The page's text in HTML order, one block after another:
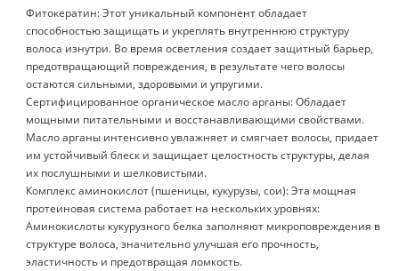
Фитокератин: Этот уникальный компонент обладает
способностью защищать и укреплять внутреннюю структуру
волоса изнутри. Во время осветления создает защитный барьер,
предотвращающий повреждения, в результате чего волосы
остаются сильными, здоровыми и упругими.
Сертифицированное органическое масло арганы: Обладает
мощными питательными и восстанавливающими свойствами.
Масло арганы интенсивно увлажняет и смягчает волосы, придает
им устойчивый блеск и защищает целостность структуры, делая
их послушными и шелковистыми.
Комплекс аминокислот (пшеницы, кукурузы, сои): Эта мощная
протеиновая система работает на нескольких уровнях:
Аминокислоты кукурузного белка заполняют микроповреждения в
структуре волоса, значительно улучшая его прочность,
эластичность и предотвращая ломкость.